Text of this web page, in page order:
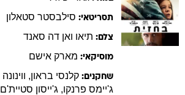
תסריטאי: סילבסטר סטאלון
צלם: תיאו ואן דה סאנד
מוסיקאי: מארק אישם
שחקנים: קלנסי בראון, ווינונה
ג'יימס פרנקו, ג'ייסון סטיית'ם